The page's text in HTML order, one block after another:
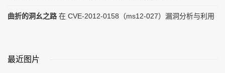
曲折的洞幺之路 在 CVE-2012-0158（ms12-027）漏洞分析与利用
最近图片